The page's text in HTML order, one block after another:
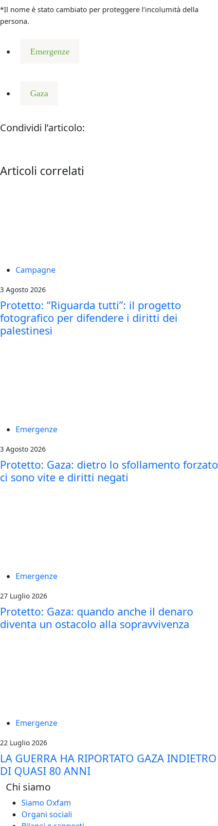
*Il nome è stato cambiato per proteggere l’incolumità della
persona.
Emergenze
Gaza
Condividi l’articolo:
Articoli correlati
Campagne
3 Agosto 2026
Protetto: “Riguarda tutti”: il progetto
fotografico per difendere i diritti dei
palestinesi
Emergenze
3 Agosto 2026
Protetto: Gaza: dietro lo sfollamento forzato
ci sono vite e diritti negati
Emergenze
27 Luglio 2026
Protetto: Gaza: quando anche il denaro
diventa un ostacolo alla sopravvivenza
Emergenze
22 Luglio 2026
LA GUERRA HA RIPORTATO GAZA INDIETRO
DI QUASI 80 ANNI
Chi siamo
Siamo Oxfam
Organi sociali